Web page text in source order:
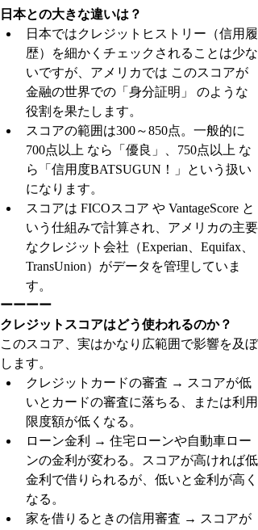
日本との大きな違いは？
日本ではクレジットヒストリー（信用履
歴）を細かくチェックされることは少な
いですが、アメリカでは このスコアが
金融の世界での「身分証明」 のような
役割を果たします。
スコアの範囲は300～850点。一般的に
700点以上 なら「優良」、750点以上 な
ら「信用度BATSUGUN！」という扱い
になります。
スコアは FICOスコア や VantageScore と
いう仕組みで計算され、アメリカの主要
なクレジット会社（Experian、Equifax、
TransUnion）がデータを管理していま
す。
ーーーー
クレジットスコアはどう使われるのか？
このスコア、実はかなり広範囲で影響を及ぼ
します。
クレジットカードの審査 → スコアが低
いとカードの審査に落ちる、または利用
限度額が低くなる。
ローン金利 → 住宅ローンや自動車ロー
ンの金利が変わる。スコアが高ければ低
金利で借りられるが、低いと金利が高く
なる。
家を借りるときの信用審査 → スコアが